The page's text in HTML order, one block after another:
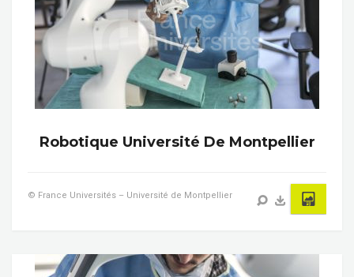
Robotique Université De Montpellier
© France Universités – Université de Montpellier